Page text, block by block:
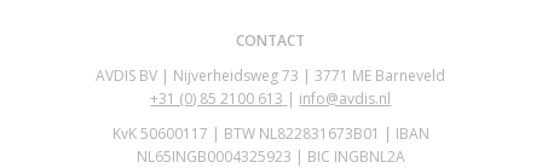
CONTACT
AVDIS BV | Nijverheidsweg 73 | 3771 ME Barneveld
+31 (0) 85 2100 613 | info@avdis.nl
KvK 50600117 | BTW NL822831673B01 | IBAN
NL65INGB0004325923 | BIC INGBNL2A